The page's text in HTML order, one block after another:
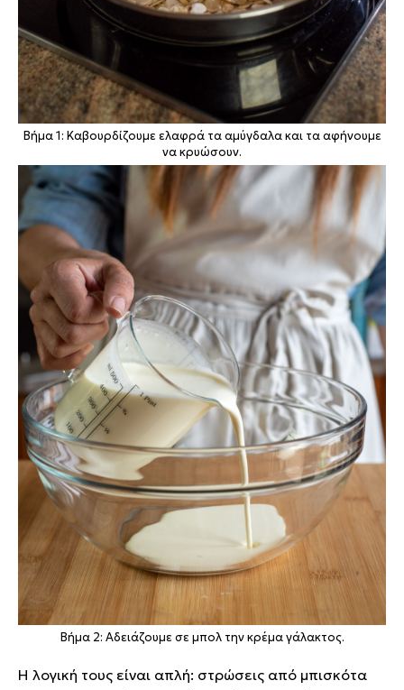
Βήμα 1: Καβουρδίζουμε ελαφρά τα αμύγδαλα και τα αφήνουμε
να κρυώσουν.
Βήμα 2: Αδειάζουμε σε μπολ την κρέμα γάλακτος.
Η λογική τους είναι απλή: στρώσεις από μπισκότα